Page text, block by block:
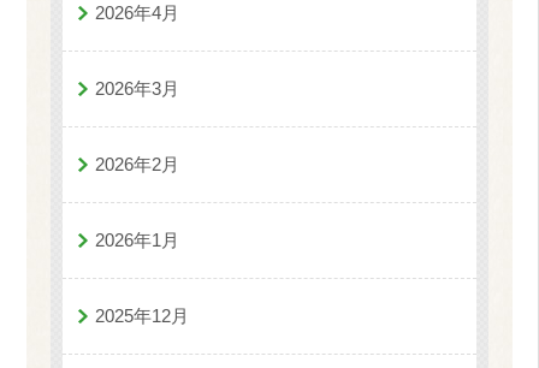
2026年4月
2026年3月
2026年2月
2026年1月
2025年12月